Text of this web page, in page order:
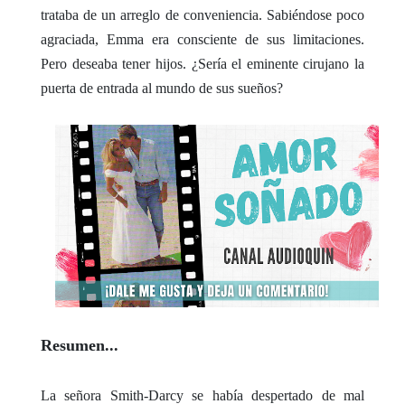
trataba de un arreglo de conveniencia. Sabiéndose poco
agraciada, Emma era consciente de sus limitaciones.
Pero deseaba tener hijos. ¿Sería el eminente cirujano la
puerta de entrada al mundo de sus sueños?
Resumen...
La señora Smith-Darcy se había despertado de mal